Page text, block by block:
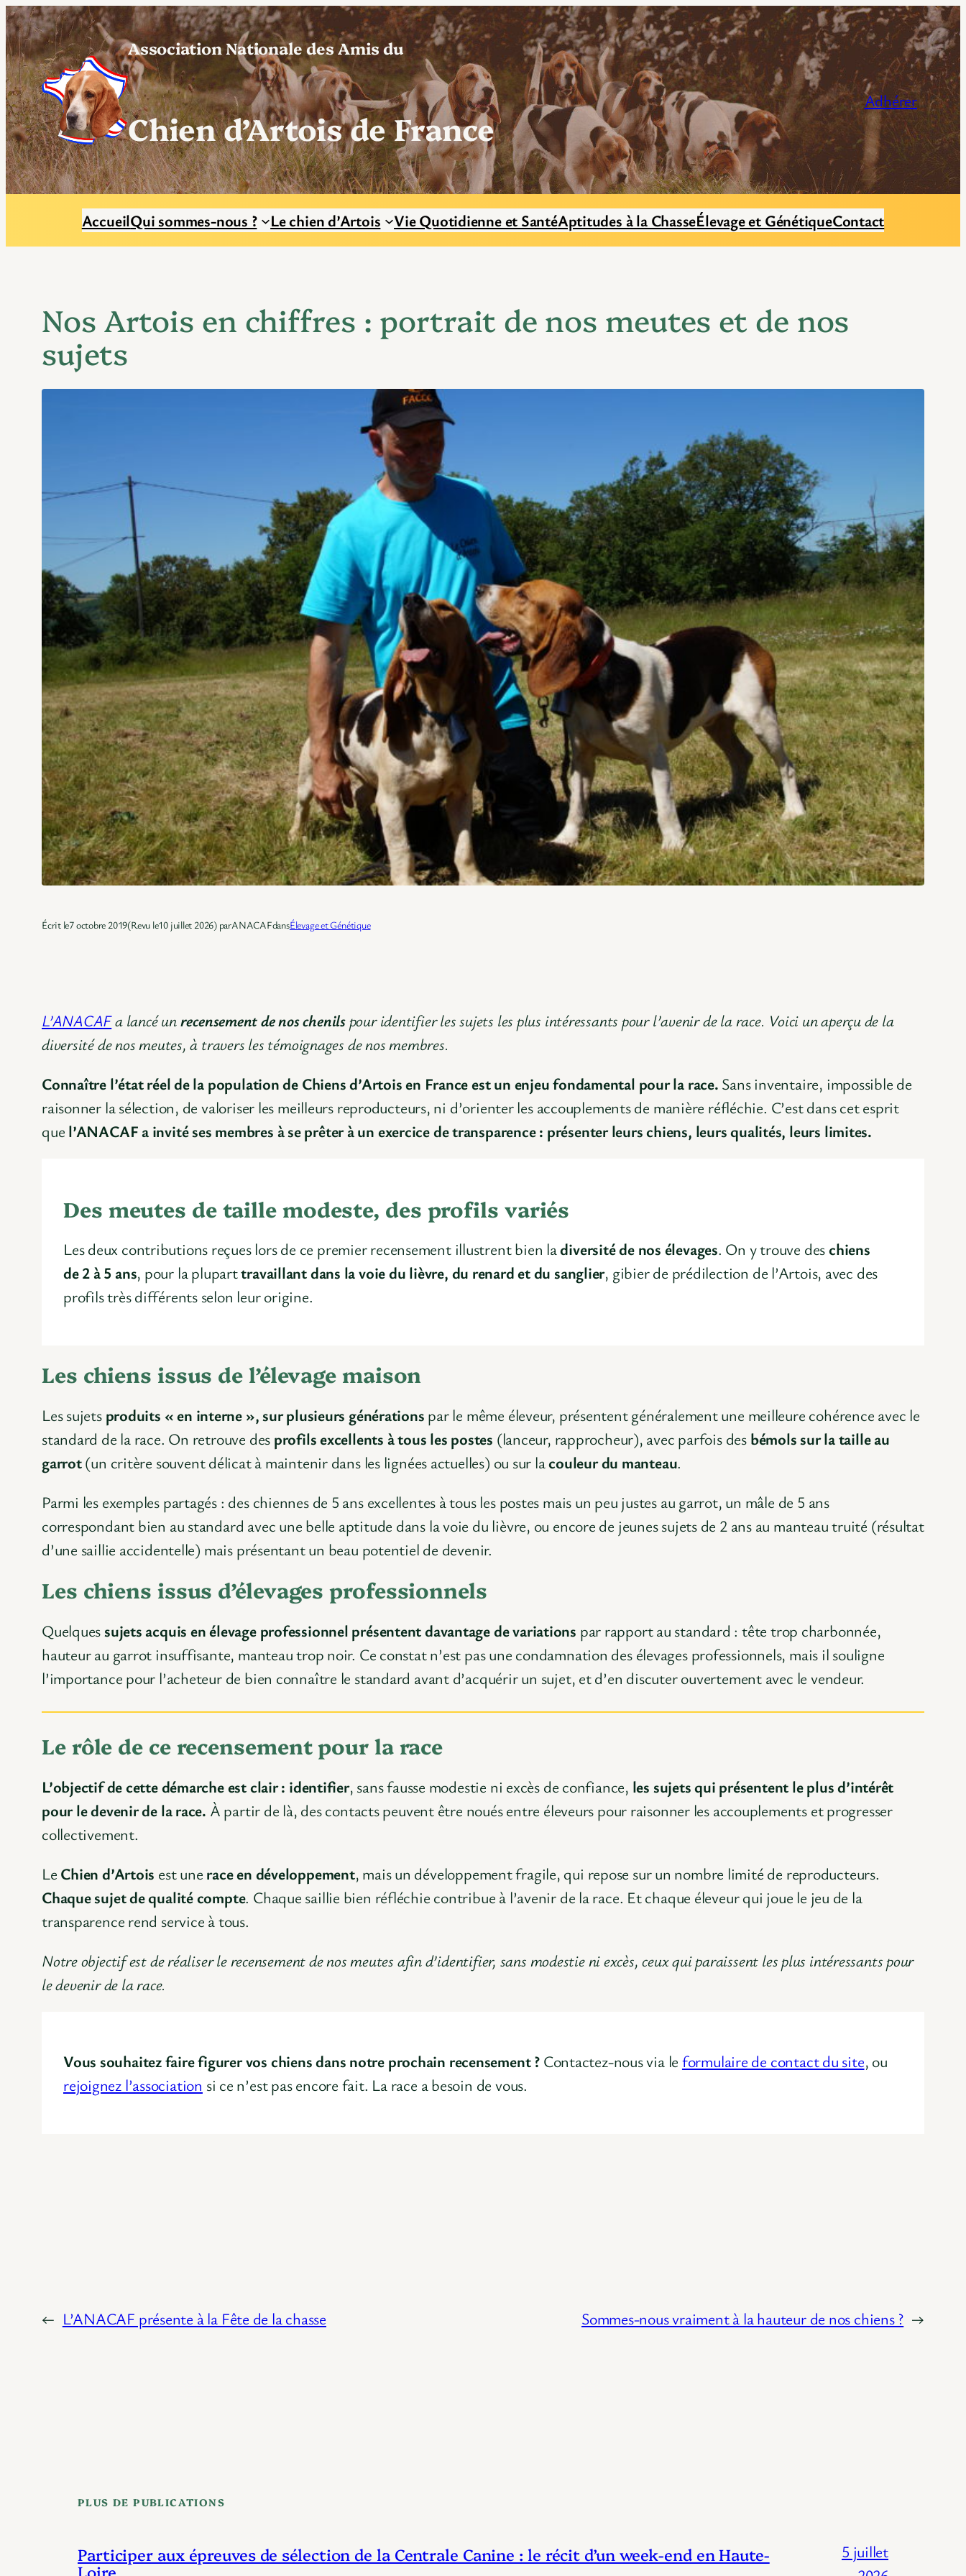
Aller
au
contenu
Association Nationale des Amis du
Chien d’Artois de France
Adhérer
AccueilQui sommes-nous ? Le chien d’Artois Vie Quotidienne et SantéAptitudes à la ChasseÉlevage et GénétiqueContact
Nos Artois en chiffres : portrait de nos meutes et de nos
sujets
Écrit le7 octobre 2019(Revu le10 juillet 2026) parANACAFdansÉlevage et Génétique
L’ANACAFa lancé unrecensement de nos chenilspour identifier les sujets les plus intéressants pour l’avenir de la race. Voici un aperçu de la
diversité de nos meutes, à travers les témoignages de nos membres.
Connaître l’état réel de la population de Chiens d’Artois en France est un enjeu fondamental pour la race. Sans inventaire, impossible de
raisonner la sélection, de valoriser les meilleurs reproducteurs, ni d’orienter les accouplements de manière réfléchie. C’est dans cet esprit
que l’ANACAF a invité ses membres à se prêter à un exercice de transparence : présenter leurs chiens, leurs qualités, leurs limites.
Des meutes de taille modeste, des profils variés
Les deux contributions reçues lors de ce premier recensement illustrent bien ladiversité de nos élevages. On y trouve deschiens
de 2 à 5 ans, pour la pluparttravaillant dans la voie du lièvre, du renard et du sanglier, gibier de prédilection de l’Artois, avec des
profils très différents selon leur origine.
Les chiens issus de l’élevage maison
Les sujets produits « en interne », sur plusieurs générations par le même éleveur, présentent généralement une meilleure cohérence avec le
standard de la race. On retrouve des profils excellents à tous les postes (lanceur, rapprocheur), avec parfois des bémols sur la taille au
garrot(un critère souvent délicat à maintenir dans les lignées actuelles) ou sur lacouleur du manteau.
Parmi les exemples partagés : des chiennes de 5 ans excellentes à tous les postes mais un peu justes au garrot, un mâle de 5 ans
correspondant bien au standard avec une belle aptitude dans la voie du lièvre, ou encore de jeunes sujets de 2 ans au manteau truité (résultat
d’une saillie accidentelle) mais présentant un beau potentiel de devenir.
Les chiens issus d’élevages professionnels
Quelquessujets acquis en élevage professionnel présentent davantage de variations par rapport au standard : tête trop charbonnée,
hauteur au garrot insuffisante, manteau trop noir. Ce constat n’est pas une condamnation des élevages professionnels, mais il souligne
l’importance pour l’acheteur de bien connaître le standard avant d’acquérir un sujet, et d’en discuter ouvertement avec le vendeur.
Le rôle de ce recensement pour la race
L’objectif de cette démarche est clair : identifier, sans fausse modestie ni excès de confiance, les sujets qui présentent le plus d’intérêt
pour le devenir de la race. À partir de là, des contacts peuvent être noués entre éleveurs pour raisonner les accouplements et progresser
collectivement.
Le Chien d’Artois est une race en développement, mais un développement fragile, qui repose sur un nombre limité de reproducteurs.
Chaque sujet de qualité compte. Chaque saillie bien réfléchie contribue à l’avenir de la race. Et chaque éleveur qui joue le jeu de la
transparence rend service à tous.
Notre objectif est de réaliser le recensement de nos meutes afin d’identifier, sans modestie ni excès, ceux qui paraissent les plus intéressants pour
le devenir de la race.
Vous souhaitez faire figurer vos chiens dans notre prochain recensement ?Contactez-nous via le formulaire de contact du site, ou
rejoignez l’association si ce n’est pas encore fait. La race a besoin de vous.
← L’ANACAF présente à la Fête de la chasse Sommes-nous vraiment à la hauteur de nos chiens ? →
PLUS DE PUBLICATIONS
Participer aux épreuves de sélection de la Centrale Canine : le récit d’un week-end en Haute-
Loire
5 juillet